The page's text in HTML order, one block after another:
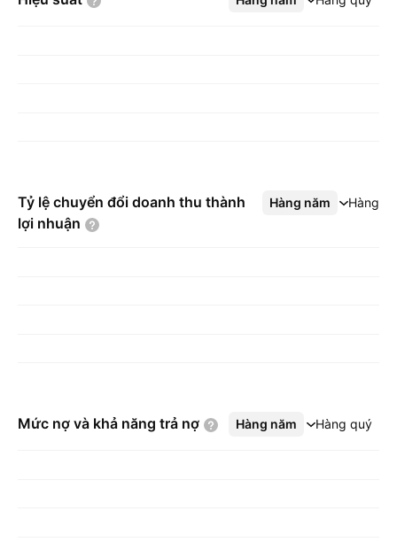
Tỷ lệ chuyển đổi doanh thu thành
lợi nhuận
Hàng năm Hàng
Xem thêm
Mức nợ và khả năng trả nợ Hàng năm Hàng quý
Xem thêm